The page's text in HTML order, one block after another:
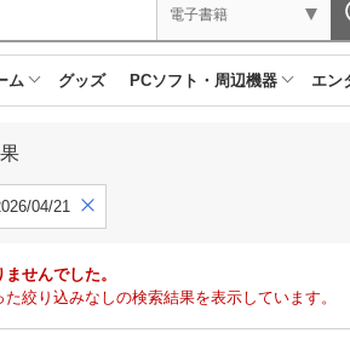
電子書籍
ム グッズ PCソフト・周辺機器 エン
04/21
せんでした。
絞り込みなしの検索結果を表示しています。